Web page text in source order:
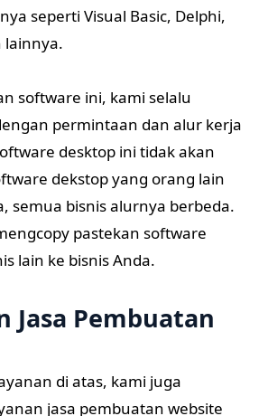
seperti Visual Basic, Delphi,
lainnya.
software ini, kami selalu
permintaan dan alur kerja
desktop ini tidak akan
dekstop yang orang lain
semua bisnis alurnya berbeda.
pastekan software
lain ke bisnis Anda.
Jasa Pembuatan
di atas, kami juga
jasa pembuatan website